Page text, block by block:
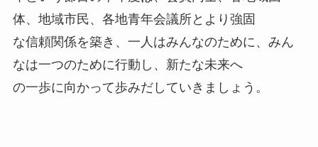
体、地域市民、各地青年会議所とより強固
な信頼関係を築き、一人はみんなのために、みん
なは一つのために行動し、新たな未来へ
の一歩に向かって歩みだしていきましょう。